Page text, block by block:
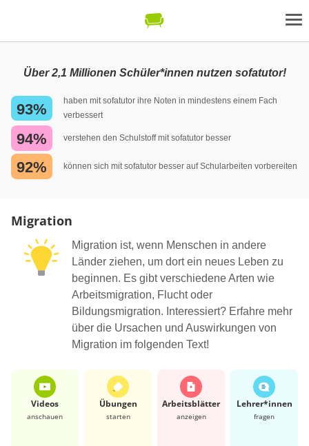
Über 2,1 Millionen Schüler*innen nutzen sofatutor!
93%
haben mit sofatutor ihre Noten in mindestens einem Fach
verbessert
94% verstehen den Schulstoff mit sofatutor besser
92% können sich mit sofatutor besser auf Schularbeiten vorbereiten
Migration
Migration ist, wenn Menschen in andere
Länder ziehen, um dort ein neues Leben zu
beginnen. Es gibt verschiedene Arten wie
Arbeitsmigration, Flucht oder
Bildungsmigration. Interessiert? Erfahre mehr
über die Ursachen und Auswirkungen von
Migration im folgenden Text!
Videos
anschauen
Übungen
starten
Arbeits­blätter
anzeigen
Lehrer*​innen
fragen